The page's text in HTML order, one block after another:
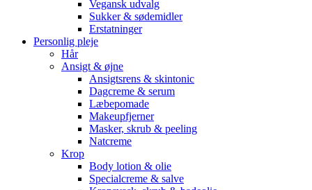
Vegansk udvalg
Sukker & sødemidler
Erstatninger
Personlig pleje
Hår
Ansigt & øjne
Ansigtsrens & skintonic
Dagcreme & serum
Læbepomade
Makeupfjerner
Masker, skrub & peeling
Natcreme
Krop
Body lotion & olie
Specialcreme & salve